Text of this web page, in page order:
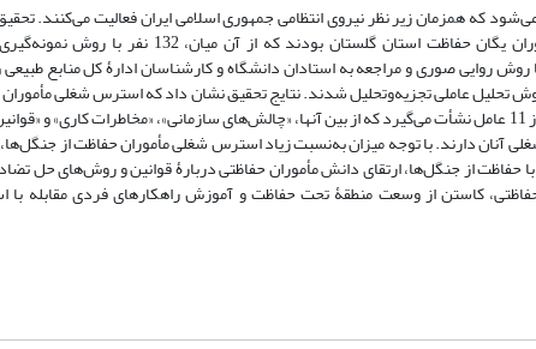
که همزمان زیر نظر نیروی انتظامی جمهوری اسلامی ایران فعالیت می‌کنند.
روش توصیفی- پیمایشی انجام گرفت. جمعیت تحت مطالعه شامل 220 نفر از مأموران یگان حفاظت استان گلستان
روایی صوری و مراجعه به استادان دانشگاه و کارشناسان ادارۀ کل منابع طبیعی
تحلیل عاملی تجزیه‌وتحلیل شدند. نتایج تحقیق نشان داد که استرس شغلی
جنگل‌ها بیش از متوسط است. برمبنای نتایج تحلیل عاملی، استرس شغلی این مأموران از 11 عامل نشأت می‌گیرد که از بین آنها، «چالش‌های سازمانی»، «مخاطرات
نقش را در شدت استرس شغلی آنان دارند. با توجه میزان به‌نسبت زیاد استرس شغلی مأموران حفاظت از
از جنگل‌ها، ارتقای دانش مأموران حفاظتی دربارۀ قوانین و روش‌های حل
کاستن از وسعت منطقۀ تحت حفاظت و آموزش راهکارهای فردی مقابله با